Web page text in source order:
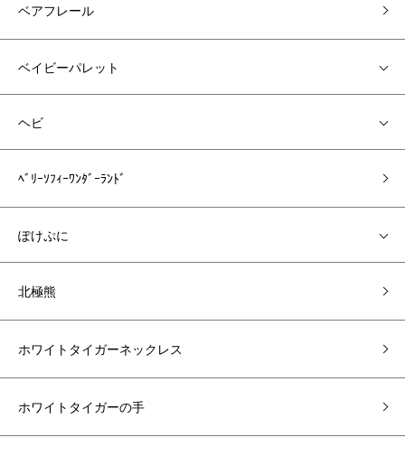
ベアフレール
ベイビーパレット
ヘビ
ﾍﾞﾘｰｿﾌｨｰﾜﾝﾀﾞｰﾗﾝﾄﾞ
ぽけぷに
北極熊
ホワイトタイガーネックレス
ホワイトタイガーの手